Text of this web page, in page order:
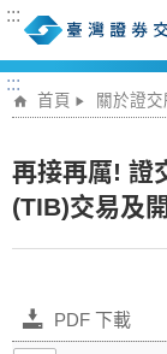
:::
:::
首頁 關於證交
再接再厲! 證
(TIB)交易及
PDF 下載